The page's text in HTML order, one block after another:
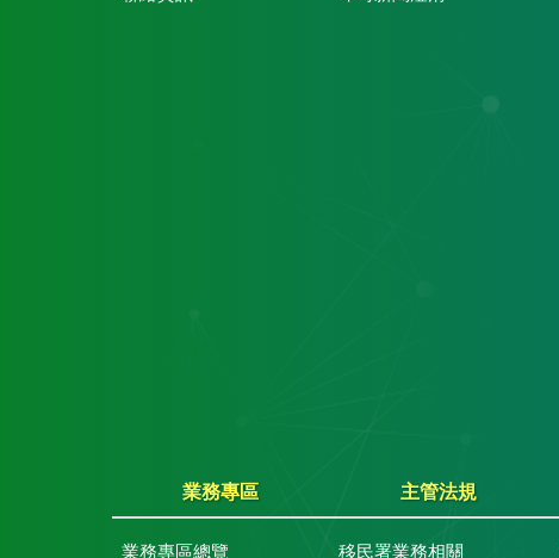
業務專區
業務專區總覽
主管法規
移民署業務相關